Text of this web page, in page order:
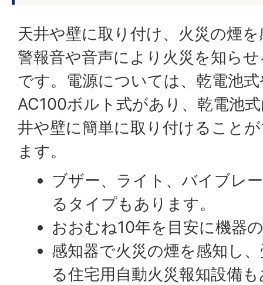
天井や壁に取り付け、火災の煙
警報音や音声により火災を知ら
です。電源については、乾電池
AC100ボルト式があり、乾電池
井や壁に簡単に取り付けること
ます。
ブザー、ライト、バイブレ
るタイプもあります。
おおむね10年を目安に機器
感知器で火災の煙を感知し
る住宅用自動火災報知設備